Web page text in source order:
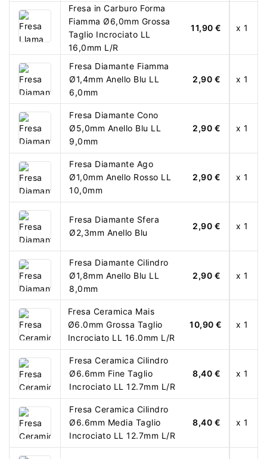
Fresa in Carburo Forma
Fiamma Ø6,0mm Grossa
Taglio Incrociato LL
16,0mm L/R
11,90 € x 1
Fresa Diamante Fiamma
Ø1,4mm Anello Blu LL
6,0mm
2,90 € x 1
Fresa Diamante Cono
Ø5,0mm Anello Blu LL
9,0mm
2,90 € x 1
Fresa Diamante Ago
Ø1,0mm Anello Rosso LL
10,0mm
2,90 € x 1
Fresa Diamante Sfera
Ø2,3mm Anello Blu
2,90 € x 1
Fresa Diamante Cilindro
Ø1,8mm Anello Blu LL
8,0mm
2,90 € x 1
Fresa Ceramica Mais
Ø6.0mm Grossa Taglio
Incrociato LL 16.0mm L/R
10,90 € x 1
Fresa Ceramica Cilindro
Ø6.6mm Fine Taglio
Incrociato LL 12.7mm L/R
8,40 € x 1
Fresa Ceramica Cilindro
Ø6.6mm Media Taglio
Incrociato LL 12.7mm L/R
8,40 € x 1